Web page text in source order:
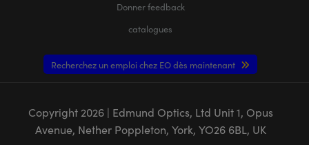
Donner feedback
catalogues
Recherchez un emploi chez EO dès maintenant
Copyright 2026| Edmund Optics, Ltd Unit 1, Opus
Avenue, Nether Poppleton, York, YO26 6BL, UK